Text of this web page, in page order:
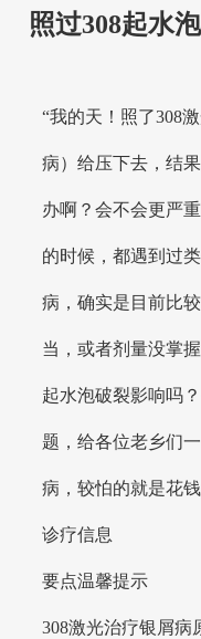
照过308起水
“我的天！照了308
病）给压下去，结
办啊？会不会更严
的时候，都遇到过
病，确实是目前比
当，或者剂量没掌
起水泡破裂影响吗
题，给各位老乡们
病，较怕的就是花
诊疗信息
要点温馨提示
308激光治疗银屑病